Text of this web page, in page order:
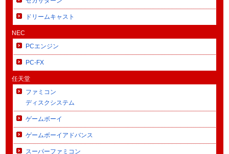
ドリームキャスト
NEC
PCエンジン
PC-FX
任天堂
ファミコン
ディスクシステム
ゲームボーイ
ゲームボーイアドバンス
スーパーファミコン